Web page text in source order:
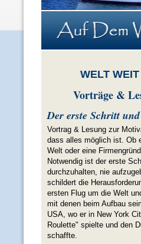
WELT
Vorträge&
Der erste Schritt
Vortrag & Lesung zur
dass alles möglich ist. Ob
Welt oder eine
Notwendig ist der erste
durchzuhalten, nie
schildert die
ersten Flug um die Welt
mit denen beim Aufbau
USA, wo er in New York
Roulette" spielte und den
schaffte.